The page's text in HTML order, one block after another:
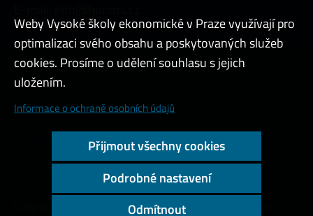
Admin
Cookies a ochrana osobních údajů
Přístupnost webu
Vysoký kontrast
Copyright © 2000 - 2026 Vysoká škola ekonomická v Praze
Weby Vysoké školy ekonomické v Praze využívají pro
optimalizaci svého obsahu a poskytovaných služeb
cookies. Prosíme o udělení souhlasu s jejich
uložením.
Informace o ochraně osobních údajů
Přijmout všechny cookies
Podrobné nastavení
Odmítnout